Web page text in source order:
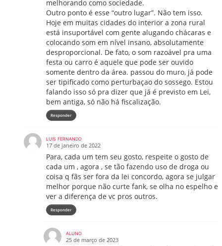
melhorando como sociedade.
Outro ponto é esse “outro lugar”. Não tem isso.
Hoje em muitas cidades do interior a zona rural
está insuportável com gente alugando chácaras e
colocando som em nível insano, absolutamente
desproporcional. De fato, o som razoável pra uma
festa ou carro é aquele que pode ser ouvido
somente dentro da área. passou do muro, já pode
ser tipificado como perturbaçao do sossego. Estou
falando isso só pra dizer que já é previsto em Lei,
bem antiga, só não há fiscalização.
Responder
LUIS FERNANDO
17 de janeiro de 2022
Para, cada um tem seu gosto, respeite o gosto de
cada um , agora , se tão fazendo uso de droga ou
coisa q fãs ser fora da lei concordo, agora se julgar
melhor porque não curte fank, se olha no espelho e
ver a diferença de vc pros outros.
Responder
ALUNO
25 de março de 2023